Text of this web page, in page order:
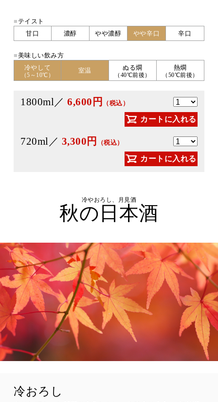
■ テイスト
甘口
濃醇 やや濃醇 やや辛口 辛口
■美味しい飲み方
冷やして
（5～10℃）
室温 ぬる燗
（40℃前後）
熱燗
（50℃前後）
1800ml／6,600円 （税込）
カートに入れる
720ml／ 3,300円 （税込）
カートに入れる
冷やおろし、月見酒
秋の日本酒
冷おろし